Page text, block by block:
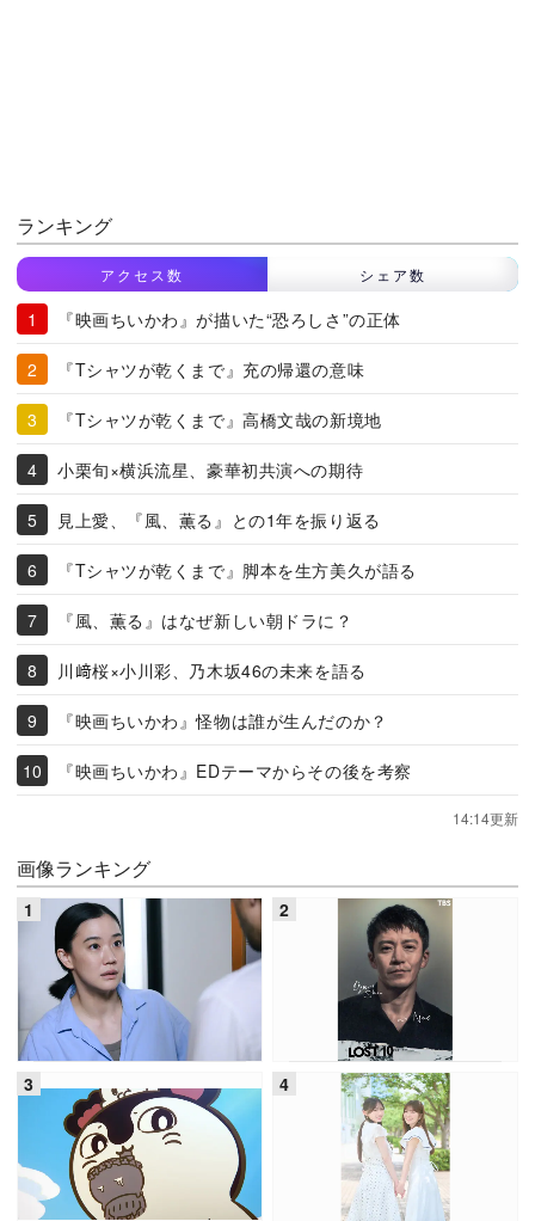
ランキング
アクセス数 シェア数
『映画ちいかわ』が描いた“恐ろしさ”の正体
『Tシャツが乾くまで』充の帰還の意味
『Tシャツが乾くまで』高橋文哉の新境地
小栗旬×横浜流星、豪華初共演への期待
見上愛、『風、薫る』との1年を振り返る
『Tシャツが乾くまで』脚本を生方美久が語る
『風、薫る』はなぜ新しい朝ドラに？
川﨑桜×小川彩、乃木坂46の未来を語る
『映画ちいかわ』怪物は誰が生んだのか？
『映画ちいかわ』EDテーマからその後を考察
14:14更新
画像ランキング